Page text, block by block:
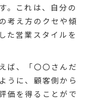
。これは、自分の
考え方のクセや傾
た営業スタイルを
ば、「〇〇さんだ
うに、顧客側から
価を得ることがで